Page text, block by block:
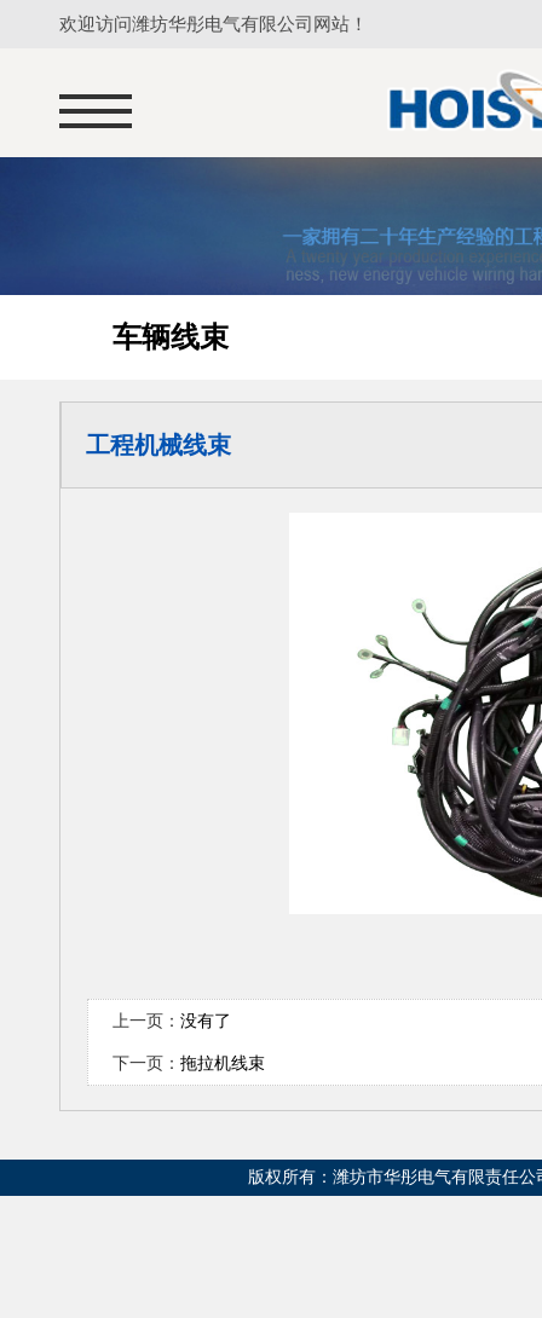
欢迎访问潍坊华彤电气有限公司网站！
车辆线束
工程机械线束
上一页： 没有了
下一页： 拖拉机线束
版权所有：潍坊市华彤电气有限责